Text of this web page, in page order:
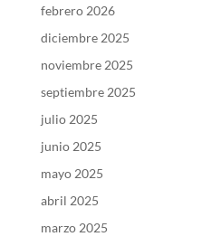
febrero 2026
diciembre 2025
noviembre 2025
septiembre 2025
julio 2025
junio 2025
mayo 2025
abril 2025
marzo 2025